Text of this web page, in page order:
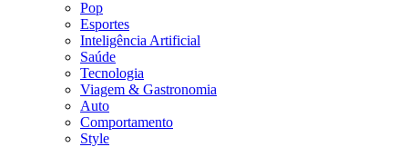
Pop
Esportes
Inteligência Artificial
Saúde
Tecnologia
Viagem & Gastronomia
Auto
Comportamento
Style